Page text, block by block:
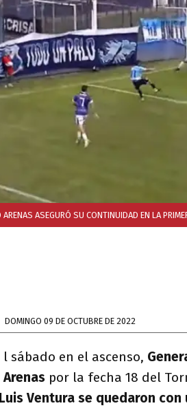
ASEGURÓ SU CONTINUIDAD EN LA
DOMINGO 09 DE OCTUBRE DE 2022
l sábado en el ascenso,
Arenas por la fecha 18 del
Ventura se quedaron